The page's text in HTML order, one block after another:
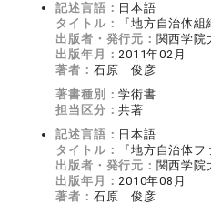
記述言語： 日本語
タイトル：
『地方自治体
出版者・発行元： 関西学院
出版年月：2011年02月
著者： 石原 俊彦
著書種別：学術書
担当区分：共著
記述言語： 日本語
タイトル：
『地方自治体
出版者・発行元： 関西学院
出版年月：2010年08月
著者： 石原 俊彦